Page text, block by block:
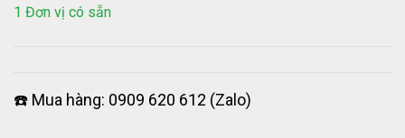
1 Đơn vị có sẵn
☎️ Mua hàng: 0909 620 612 (Zalo)